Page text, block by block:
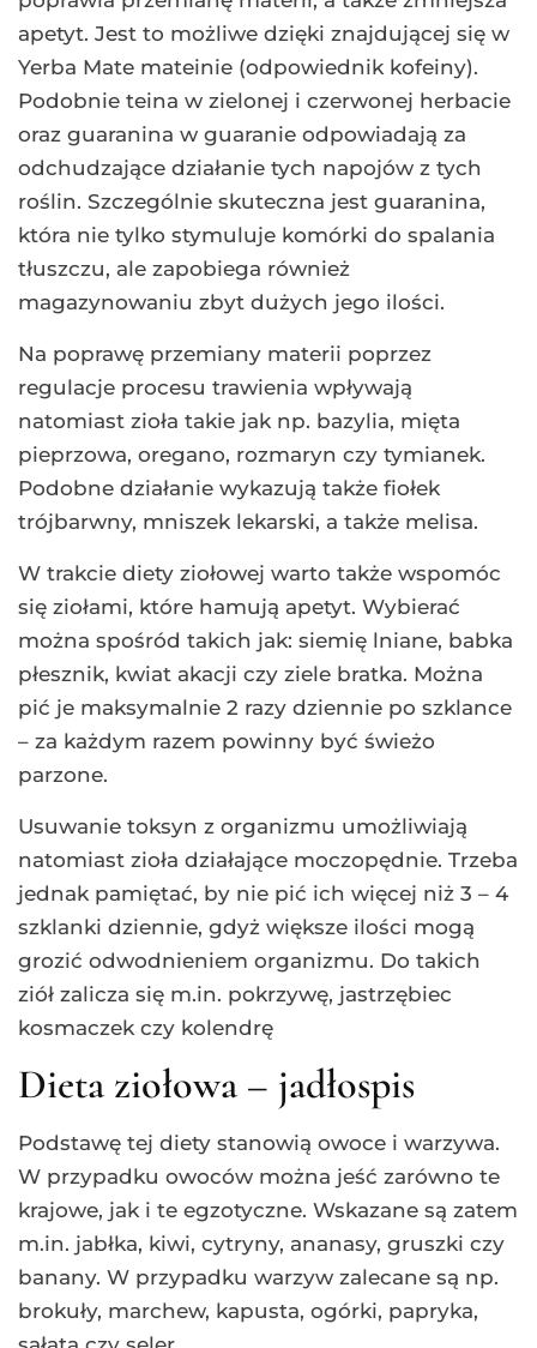
apetyt. Jest to możliwe dzięki znajdującej się w
Yerba Mate mateinie (odpowiednik kofeiny).
Podobnie teina w zielonej i czerwonej herbacie
oraz guaranina w guaranie odpowiadają za
odchudzające działanie tych napojów z tych
roślin. Szczególnie skuteczna jest guaranina,
która nie tylko stymuluje komórki do spalania
tłuszczu, ale zapobiega również
magazynowaniu zbyt dużych jego ilości.
Na poprawę przemiany materii poprzez
regulacje procesu trawienia wpływają
natomiast zioła takie jak np. bazylia, mięta
pieprzowa, oregano, rozmaryn czy tymianek.
Podobne działanie wykazują także fiołek
trójbarwny, mniszek lekarski, a także melisa.
W trakcie diety ziołowej warto także wspomóc
się ziołami, które hamują apetyt. Wybierać
można spośród takich jak: siemię lniane, babka
płesznik, kwiat akacji czy ziele bratka. Można
pić je maksymalnie 2 razy dziennie po szklance
– za każdym razem powinny być świeżo
parzone.
Usuwanie toksyn z organizmu umożliwiają
natomiast zioła działające moczopędnie. Trzeba
jednak pamiętać, by nie pić ich więcej niż 3 – 4
szklanki dziennie, gdyż większe ilości mogą
grozić odwodnieniem organizmu. Do takich
ziół zalicza się m.in. pokrzywę, jastrzębiec
kosmaczek czy kolendrę
Dieta ziołowa – jadłospis
Podstawę tej diety stanowią owoce i warzywa.
W przypadku owoców można jeść zarówno te
krajowe, jak i te egzotyczne. Wskazane są zatem
m.in. jabłka, kiwi, cytryny, ananasy, gruszki czy
banany. W przypadku warzyw zalecane są np.
brokuły, marchew, kapusta, ogórki, papryka,